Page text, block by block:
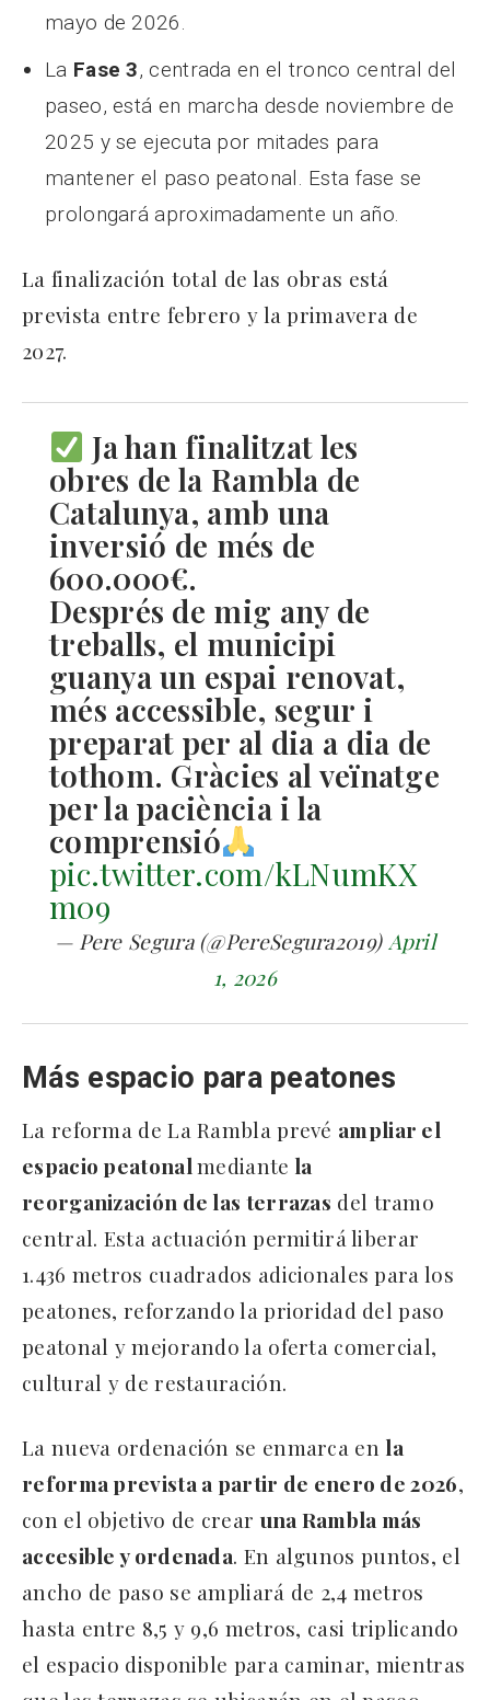
mayo de 2026.
La Fase 3, centrada en el tronco central del
paseo, está en marcha desde noviembre de
2025 y se ejecuta por mitades para
mantener el paso peatonal. Esta fase se
prolongará aproximadamente un año.
La finalización total de las obras está
prevista entre febrero y la primavera de
2027.
Ja han finalitzat les
obres de la Rambla de
Catalunya, amb una
inversió de més de
600.000€.
Després de mig any de
treballs, el municipi
guanya un espai renovat,
més accessible, segur i
preparat per al dia a dia de
tothom. Gràcies al veïnatge
per la paciència i la
comprensió
pic.twitter.com/kLNumKX
m09
— Pere Segura (@PereSegura2019) April
1, 2026
Más espacio para peatones
La reforma de La Rambla prevé ampliar el
espacio peatonalmediante la
reorganización de las terrazas del tramo
central. Esta actuación permitirá liberar
1.436 metros cuadrados adicionales para los
peatones, reforzando la prioridad del paso
peatonal y mejorando la oferta comercial,
cultural y de restauración.
La nueva ordenación se enmarca en la
reforma prevista a partir de enero de 2026,
con el objetivo de crear una Rambla más
accesible y ordenada. En algunos puntos, el
ancho de paso se ampliará de 2,4 metros
hasta entre 8,5 y 9,6 metros, casi triplicando
el espacio disponible para caminar, mientras